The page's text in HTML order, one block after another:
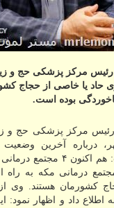
مركز پزشكی حج و
حاد یا خاصی از حجاج
بوده است.
مركز پزشكی حج و
درباره آخرین
عربستان اظهار داشت: هم
در مدینه و ۵ مجتمع درمانی مكه
كشورمان هستند. وی
اطلاع داد و اظهار نمود: